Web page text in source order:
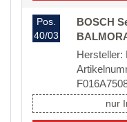
Pos.
40/03
BOSCH
Hersteller:
nur